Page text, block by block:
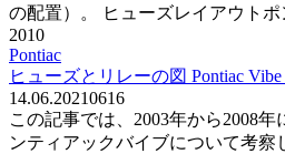
の配置）。 ヒューズレイアウト
2010
Pontiac
ヒューズとリレーの図 Pontiac Vibe
14.06.20210616
この記事では、2003年から2008
ンティアックバイブについて考察